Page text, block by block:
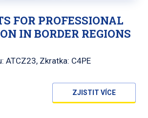
FOR PROFESSIONAL
IN BORDER REGIONS
ATCZ23, Zkratka: C4PE
ZJISTIT VÍCE